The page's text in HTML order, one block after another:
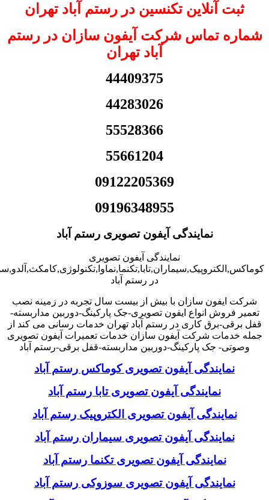
ثبت آنلاین تکنسین در رستم آباد تهران
شماره تماس شرکت آیفون سازان در رستم
آباد تهران
44409375
44283026
55528366
55661204
09122205369
09196348955
نمایندگی آیفون تصویری رستم آباد
نمایندگی آیفون تصویری
در رستم آباد
شرکت ایفون سازان با بیش از بیست سال تجربه در زمینه نصب
تعمیر فروش انواع ایفون تصویری-جک پارکینگ-دوربین مداربسته-
قفل برقی-برق کاری در رستم آباد تهران خدمات رسانی می کند از
جمله خدمات شرکت آیفون سازان خدمات تعمیرات آیفون تصویری
وصوتی- جک پارکینگ-دوربین مداربسته-قفل برقی-رستم آباد
نمایندگی آیفون تصویری کوماکس رستم آباد
نمایندگی آیفون تصویری تابا رستم آباد
نمایندگی آیفون تصویری الکتروپیک رستم آباد
نمایندگی آیفون تصویری سیماران رستم آباد
نمایندگی آیفون تصویری تکنما رستم آباد
نمایندگی آیفون تصویری سوزوکی رستم آباد